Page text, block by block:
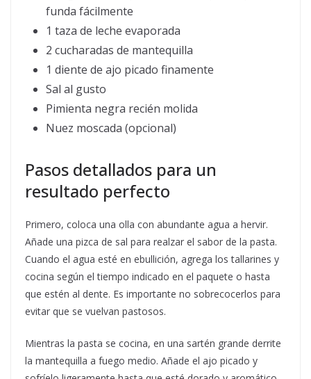
funda fácilmente
1 taza de leche evaporada
2 cucharadas de mantequilla
1 diente de ajo picado finamente
Sal al gusto
Pimienta negra recién molida
Nuez moscada (opcional)
Pasos detallados para un
resultado perfecto
Primero, coloca una olla con abundante agua a hervir.
Añade una pizca de sal para realzar el sabor de la pasta.
Cuando el agua esté en ebullición, agrega los tallarines y
cocina según el tiempo indicado en el paquete o hasta
que estén al dente. Es importante no sobrecocerlos para
evitar que se vuelvan pastosos.
Mientras la pasta se cocina, en una sartén grande derrite
la mantequilla a fuego medio. Añade el ajo picado y